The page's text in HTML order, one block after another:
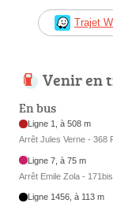
Trajet
Venir en
En bus
Ligne 1, à 508 m
Arrêt Jules Verne - 368
Ligne 7, à 75 m
Arrêt Emile Zola -
Ligne 1456, à 113 m